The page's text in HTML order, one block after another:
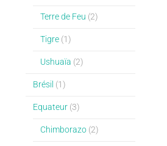
Terre de Feu (2)
Tigre(1)
Ushuaïa (2)
Brésil (1)
Equateur(3)
Chimborazo(2)